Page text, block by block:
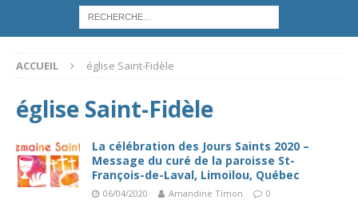
ACCUEIL église Saint-Fidèle
église Saint-Fidèle
La célébration des Jours Saints 2020 –
Message du curé de la paroisse St-
François-de-Laval, Limoilou, Québec
06/04/2020 Amandine Timon 0